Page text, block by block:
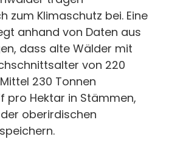
zum Klimaschutz bei. Eine
anhand von Daten aus
dass alte Wälder mit
von 220
230 Tonnen
pro Hektar in Stämmen,
oberirdischen